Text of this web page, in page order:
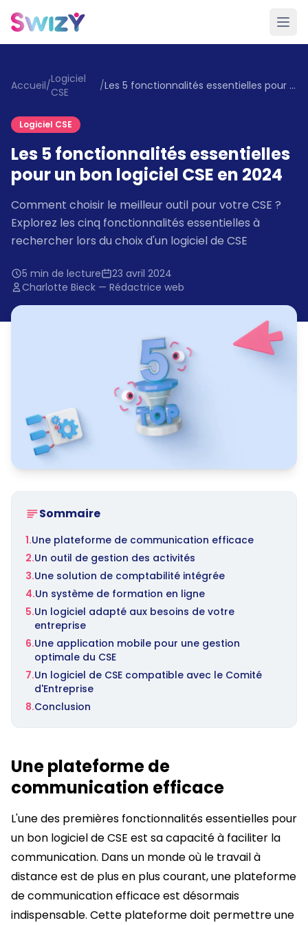
Accueil/Logiciel
CSE
/ Les 5 fonctionnalités essentielles pour un bon logiciel CSE en 2024
Logiciel CSE
Les 5 fonctionnalités essentielles
pour un bon logiciel CSE en 2024
Comment choisir le meilleur outil pour votre CSE ?
Explorez les cinq fonctionnalités essentielles à
rechercher lors du choix d'un logiciel de CSE
5 min de lecture
23 avril 2024
Charlotte Bieck — Rédactrice web
Sommaire
1.Une plateforme de communication efficace
2.Un outil de gestion des activités
3.Une solution de comptabilité intégrée
4.Un système de formation en ligne
5.Un logiciel adapté aux besoins de votre
entreprise
6.Une application mobile pour une gestion
optimale du CSE
7.Un logiciel de CSE compatible avec le Comité
d'Entreprise
8.Conclusion
Une plateforme de
communication efficace
L'une des premières fonctionnalités essentielles pour
un bon logiciel de CSE est sa capacité à faciliter la
communication. Dans un monde où le travail à
distance est de plus en plus courant, une plateforme
de communication efficace est désormais
indispensable. Cette plateforme doit permettre une